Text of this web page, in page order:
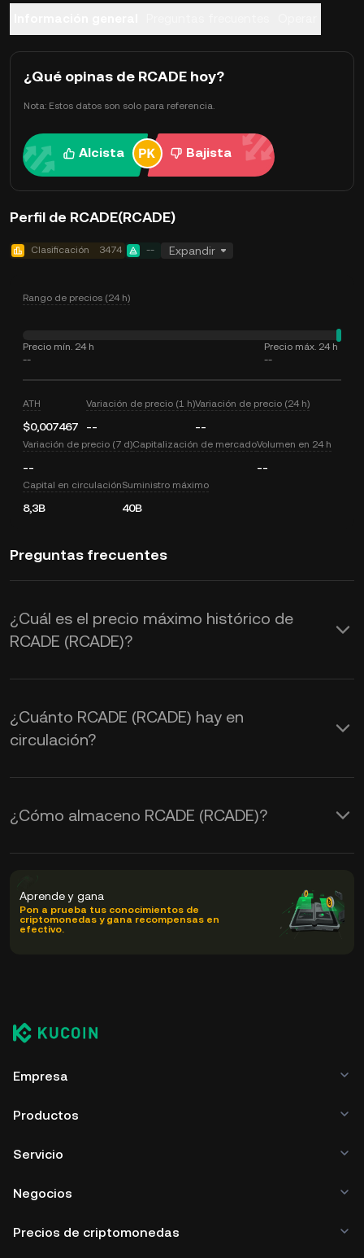
¿Qué opinas de RCADE hoy?
Nota: Estos datos son solo para referencia.
Alcista Bajista
Perfil de RCADE(RCADE)
Clasificación 3474 -- Expandir
Rango de precios (24 h)
Precio mín. 24 h
--
Precio máx. 24 h
--
ATH
$0,007467
Variación de precio (1 h)
--
Variación de precio (24 h)
--
Variación de precio (7 d)
--
Capitalización de mercadoVolumen en 24 h
--
Capital en circulación
8,3B
Suministro máximo
40B
Preguntas frecuentes
¿Cuál es el precio máximo histórico de
RCADE (RCADE)?
¿Cuánto RCADE (RCADE) hay en
circulación?
¿Cómo almaceno RCADE (RCADE)?
Aprende y gana
Pon a prueba tus conocimientos de
criptomonedas y gana recompensas en
efectivo.
Empresa
Productos
Servicio
Negocios
Precios de criptomonedas